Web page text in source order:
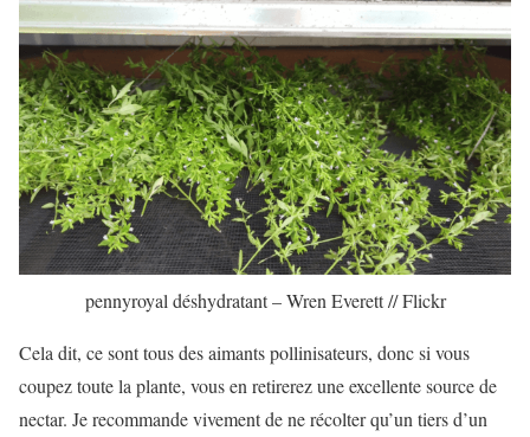
pennyroyal déshydratant – Wren Everett // Flickr
Cela dit, ce sont tous des aimants pollinisateurs, donc si vous
coupez toute la plante, vous en retirerez une excellente source de
nectar. Je recommande vivement de ne récolter qu’un tiers d’un